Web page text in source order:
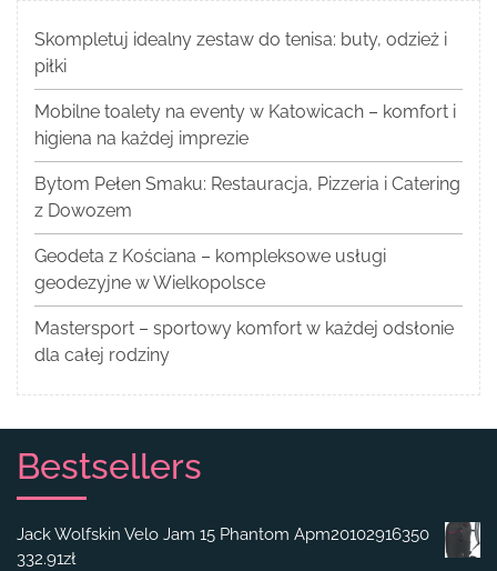
Skompletuj idealny zestaw do tenisa: buty, odzież i
piłki
Mobilne toalety na eventy w Katowicach – komfort i
higiena na każdej imprezie
Bytom Pełen Smaku: Restauracja, Pizzeria i Catering
z Dowozem
Geodeta z Kościana – kompleksowe usługi
geodezyjne w Wielkopolsce
Mastersport – sportowy komfort w każdej odsłonie
dla całej rodziny
Bestsellers
Jack Wolfskin Velo Jam 15 Phantom Apm20102916350
332.91zł